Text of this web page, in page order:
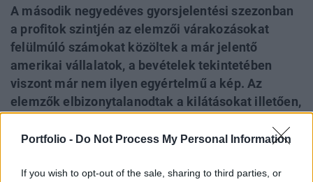
Portfolio - Do Not Process My Personal Information
If you wish to opt-out of the sale, sharing to third parties, or
A második negyedéves gyorsjelentési szezonban
a profitok szintjén az elemzői várakozásokat
felülmúló számokat közöltek a már jelentő
amerikai vállalatok, a bevételek tekintetében
viszont már nem ilyen egyértelmű a kép. Az
elemzők elbizonytalanodtak a kilátásokat illetően,
nagyobb számban módosították lefelé az amerikai
Európában viszont még csak most kezd beindulni